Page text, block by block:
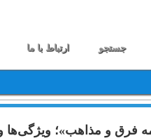
جستجو ارتباط با ما
فرق و مذاهب»؛ ویژگی‌ها